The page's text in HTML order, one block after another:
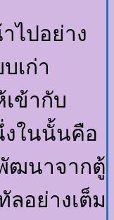
ไปอย่าง
เก่า
ข้ากับ
งในนั้นคือ
ฒนาจากตู้
ลอย่างเต็ม